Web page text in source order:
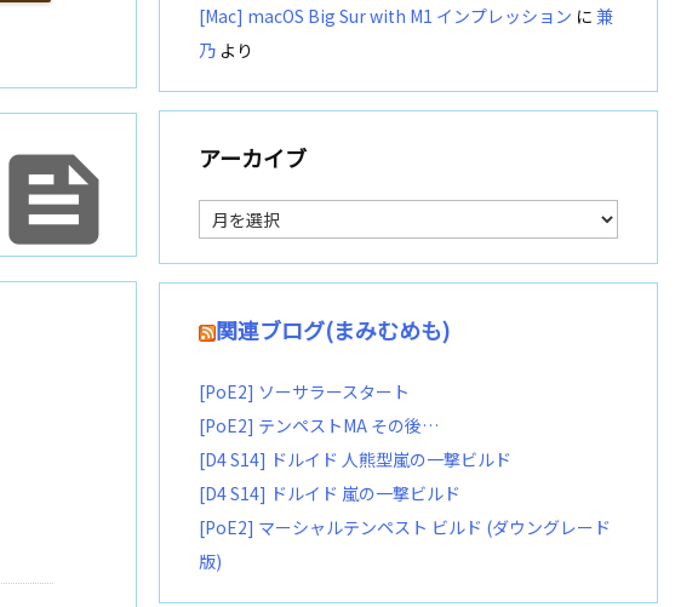

[Mac] macOS Big Sur with M1 インプレッション に 兼
乃 より
アーカイブ
ア
ー
カ
イ
関連ブログ(まみむめも)
[PoE2] ソーサラースタート
[PoE2] テンペストMA その後…
[D4 S14] ドルイド 人熊型嵐の一撃ビルド
[D4 S14] ドルイド 嵐の一撃ビルド
[PoE2] マーシャルテンペスト ビルド (ダウングレード
版)